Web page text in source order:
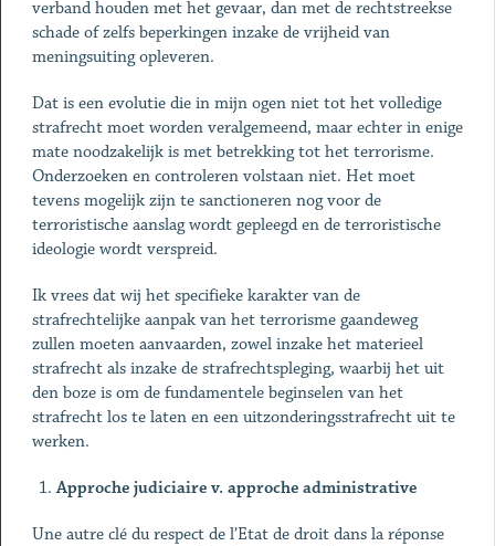
verband houden met het gevaar, dan met de rechtstreekse
schade of zelfs beperkingen inzake de vrijheid van
meningsuiting opleveren.
Dat is een evolutie die in mijn ogen niet tot het volledige
strafrecht moet worden veralgemeend, maar echter in enige
mate noodzakelijk is met betrekking tot het terrorisme.
Onderzoeken en controleren volstaan niet. Het moet
tevens mogelijk zijn te sanctioneren nog voor de
terroristische aanslag wordt gepleegd en de terroristische
ideologie wordt verspreid.
Ik vrees dat wij het specifieke karakter van de
strafrechtelijke aanpak van het terrorisme gaandeweg
zullen moeten aanvaarden, zowel inzake het materieel
strafrecht als inzake de strafrechtspleging, waarbij het uit
den boze is om de fundamentele beginselen van het
strafrecht los te laten en een uitzonderingsstrafrecht uit te
werken.
Approche judiciaire v. approche administrative
Une autre clé du respect de l’Etat de droit dans la réponse